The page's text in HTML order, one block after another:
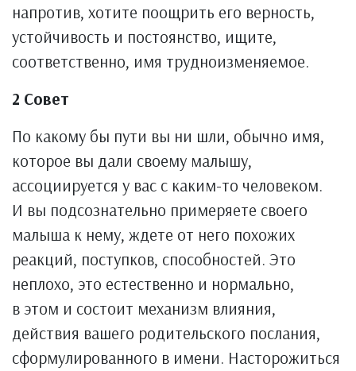
напротив, хотите поощрить его верность,
устойчивость и постоянство, ищите,
соответственно, имя трудноизменяемое.
2 Совет
По какому бы пути вы ни шли, обычно имя,
которое вы дали своему малышу,
ассоциируется у вас с каким-то человеком.
И вы подсознательно примеряете своего
малыша к нему, ждете от него похожих
реакций, поступков, способностей. Это
неплохо, это естественно и нормально,
в этом и состоит механизм влияния,
действия вашего родительского послания,
сформулированного в имени. Насторожиться